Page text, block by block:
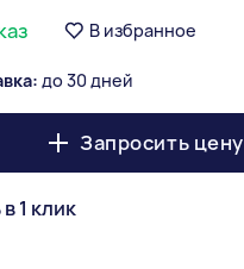
В избранное
до 30 дней
Запросить цену
1 клик